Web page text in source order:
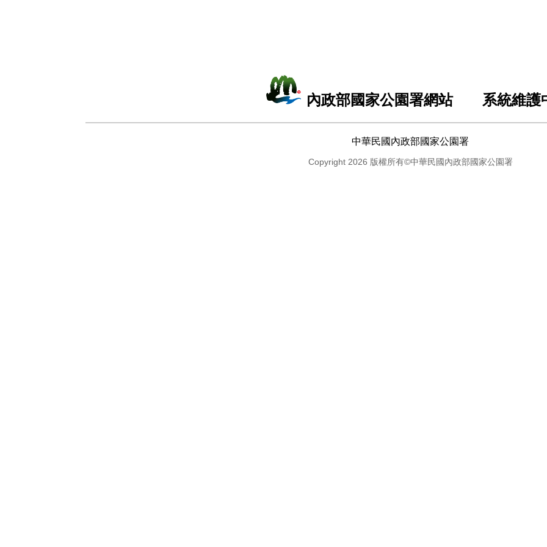
內政部國家公園署網站 系統維護
中華民國內政部國家公園署
Copyright 2026 版權所有©中華民國內政部國家公園署